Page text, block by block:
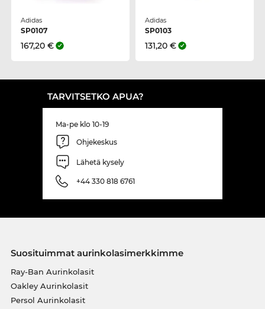
Adidas
SP0107
167,20 €
Adidas
SP0103
131,20 €
TARVITSETKO APUA?
Ma-pe klo 10-19
Ohjekeskus
Lähetä kysely
+44 330 818 6761
Suosituimmat aurinkolasimerkkimme
Ray-Ban Aurinkolasit
Oakley Aurinkolasit
Persol Aurinkolasit